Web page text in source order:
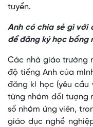
tuyển.
Anh có chia sẻ gì với
để đăng ký học bổng
Các nhà giáo trường
độ tiếng Anh của
đăng kí học (yêu cầu
từng nhóm đối tượng
số nhóm ứng viên,
giáo dục nghề